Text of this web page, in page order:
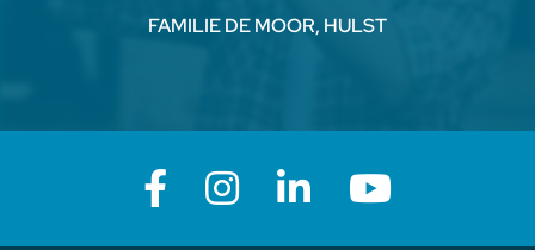
FAMILIE DE MOOR, HULST